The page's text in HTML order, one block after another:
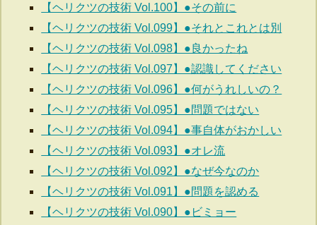
【ヘリクツの技術 Vol.100】●その前に
【ヘリクツの技術 Vol.099】●それとこれとは別
【ヘリクツの技術 Vol.098】●良かったね
【ヘリクツの技術 Vol.097】●認識してください
【ヘリクツの技術 Vol.096】●何がうれしいの？
【ヘリクツの技術 Vol.095】●問題ではない
【ヘリクツの技術 Vol.094】●事自体がおかしい
【ヘリクツの技術 Vol.093】●オレ流
【ヘリクツの技術 Vol.092】●なぜ今なのか
【ヘリクツの技術 Vol.091】●問題を認める
【ヘリクツの技術 Vol.090】●ビミョー